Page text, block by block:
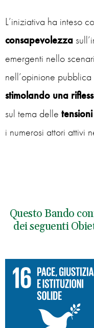
L’iniziativa ha inteso
consapevolezza
emergenti nello
nell’opinione
stimolando una
sul tema delle
i numerosi attori attivi
Questo Bando
dei seguenti